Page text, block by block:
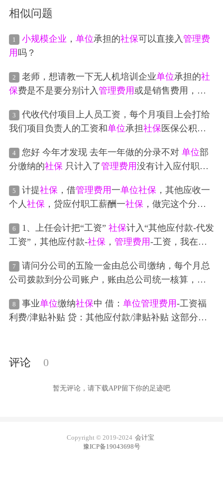
相似问题
1 小规模企业 ， 单位承担的社保可以直接入 管理费
用 吗？
2 老师，想请教一下无人机培训企业单位承担的社
保费是不是要分别计入 管理费用或是销售费用，主
3
代收代付项目上人员工资，每个月项目上会打给
我们项目负责人的工资和单位承担社保医保公积金
资表，项目人员12月还在项目上，1月返回总部。20
24年1月支付单位部分公积金和社保医保的时候，还
要挂往来吗？还是直接计入总部的 管理费用 —员工
工资？
4 您好 今年才发现 去年一年做的分录不对 单位部
分缴纳的社保 只计入了管理费用没有计入应付职工
5 计提社保 ，借管理费用一单位社保 ，其他应收一
个人 社保 ，贷应付职工薪酬一社保 ，做完这个分录
6 1、上任会计把“工资” 社保计入“其他应付款-代发
工资”，其他应付款-社保 ， 管理费用-工资，我在新
用- 社保单位部分计提怎么体现，然后其他应付款-社
保没反应 ，不清楚怎么办 ​不明白人家这么写工资社
保是怎么来的
7
请问分公司的五险一金由总公司缴纳，每个月总
公司拨款到分公司账户，账由总公司统一核算，分
板帮忙检查 1：计提（公司） 借：管理费用或销售
费用-社保 -分公司 29409.58管理费用或销售费用-公
收款-内部往来-分公司 57969.34 贷：银行存款-总公
一金 借：应付职工薪酬-社保（ 单位缴纳部分）-分
8 事业单位缴纳社保中 借： 单位管理费用-工资福
利费/津贴补贴 贷：其他应付款/津贴补贴 这部分是
评论 0
暂无评论，请下载APP留下你的足迹吧
Copyright © 2019-2024 会计宝
豫ICP备19043698号